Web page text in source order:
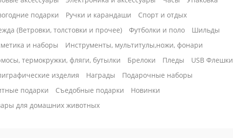
подарки
Ручки и карандаши
Спорт и отдых
(Ветровки, толстовки и прочее)
Футболки и поло
Шильды
и наборы
Инструменты, мультитулы,ножи, фонари
термокружки, фляги, бутылки
Брелоки Пледы
USB Флешки
изделия
Награды
Подарочные наборы
подарки
Cъедобные подарки
Новинки
для домашних животных